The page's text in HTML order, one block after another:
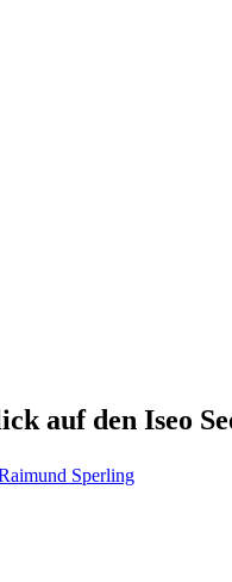
auf den Iseo
Sperling